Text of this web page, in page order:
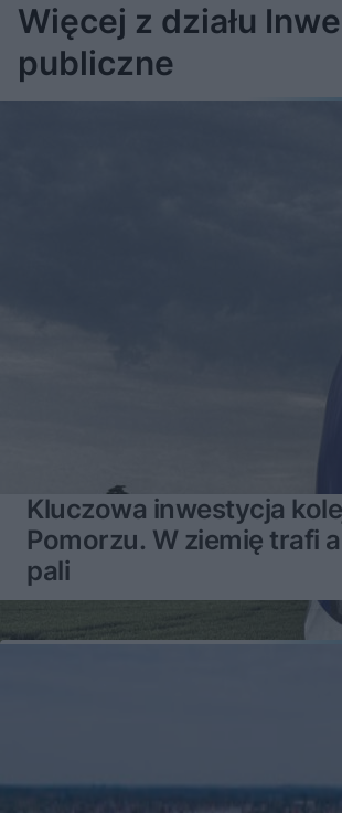
Więcej z działu
publiczne
Kluczowa inwestycja
Pomorzu. W ziemię trafi
pali